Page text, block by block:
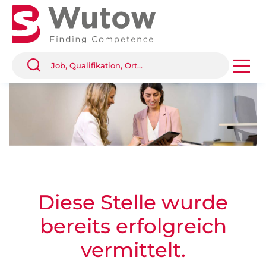
Diese Stelle wurde
bereits erfolgreich
vermittelt.